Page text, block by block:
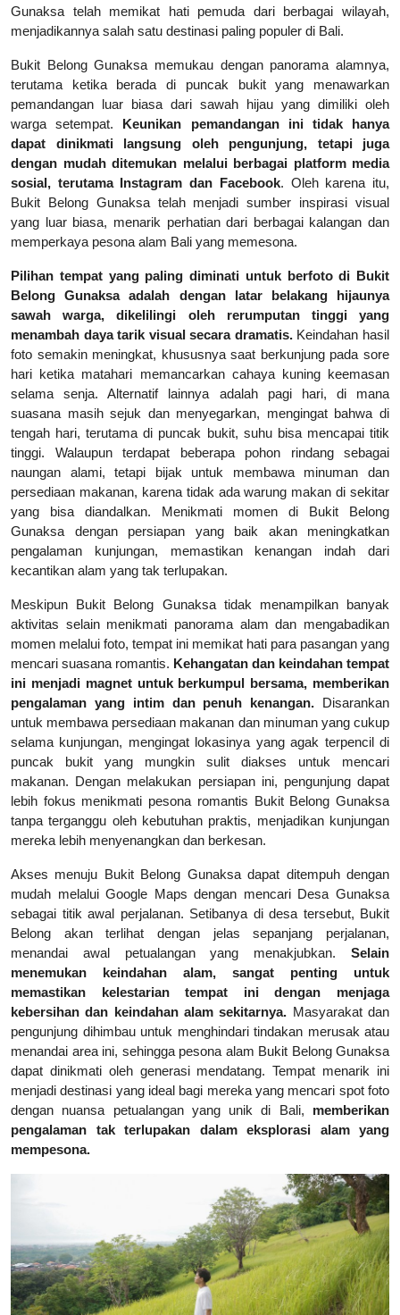
Gunaksa telah memikat hati pemuda dari berbagai wilayah,
menjadikannya salah satu destinasi paling populer di Bali.
Bukit Belong Gunaksa memukau dengan panorama alamnya,
terutama ketika berada di puncak bukit yang menawarkan
pemandangan luar biasa dari sawah hijau yang dimiliki oleh
warga setempat. Keunikan pemandangan ini tidak hanya
dapat dinikmati langsung oleh pengunjung, tetapi juga
dengan mudah ditemukan melalui berbagai platform media
sosial, terutama Instagram dan Facebook. Oleh karena itu,
Bukit Belong Gunaksa telah menjadi sumber inspirasi visual
yang luar biasa, menarik perhatian dari berbagai kalangan dan
memperkaya pesona alam Bali yang memesona.
Pilihan tempat yang paling diminati untuk berfoto di Bukit
Belong Gunaksa adalah dengan latar belakang hijaunya
sawah warga, dikelilingi oleh rerumputan tinggi yang
menambah daya tarik visual secara dramatis.Keindahan hasil
foto semakin meningkat, khususnya saat berkunjung pada sore
hari ketika matahari memancarkan cahaya kuning keemasan
selama senja. Alternatif lainnya adalah pagi hari, di mana
suasana masih sejuk dan menyegarkan, mengingat bahwa di
tengah hari, terutama di puncak bukit, suhu bisa mencapai titik
tinggi. Walaupun terdapat beberapa pohon rindang sebagai
naungan alami, tetapi bijak untuk membawa minuman dan
persediaan makanan, karena tidak ada warung makan di sekitar
yang bisa diandalkan. Menikmati momen di Bukit Belong
Gunaksa dengan persiapan yang baik akan meningkatkan
pengalaman kunjungan, memastikan kenangan indah dari
kecantikan alam yang tak terlupakan.
Meskipun Bukit Belong Gunaksa tidak menampilkan banyak
aktivitas selain menikmati panorama alam dan mengabadikan
momen melalui foto, tempat ini memikat hati para pasangan yang
mencari suasana romantis. Kehangatan dan keindahan tempat
ini menjadi magnet untuk berkumpul bersama, memberikan
pengalaman yang intim dan penuh kenangan. Disarankan
untuk membawa persediaan makanan dan minuman yang cukup
selama kunjungan, mengingat lokasinya yang agak terpencil di
puncak bukit yang mungkin sulit diakses untuk mencari
makanan. Dengan melakukan persiapan ini, pengunjung dapat
lebih fokus menikmati pesona romantis Bukit Belong Gunaksa
tanpa terganggu oleh kebutuhan praktis, menjadikan kunjungan
mereka lebih menyenangkan dan berkesan.
Akses menuju Bukit Belong Gunaksa dapat ditempuh dengan
mudah melalui Google Maps dengan mencari Desa Gunaksa
sebagai titik awal perjalanan. Setibanya di desa tersebut, Bukit
Belong akan terlihat dengan jelas sepanjang perjalanan,
menandai awal petualangan yang menakjubkan. Selain
menemukan keindahan alam, sangat penting untuk
memastikan kelestarian tempat ini dengan menjaga
kebersihan dan keindahan alam sekitarnya. Masyarakat dan
pengunjung dihimbau untuk menghindari tindakan merusak atau
menandai area ini, sehingga pesona alam Bukit Belong Gunaksa
dapat dinikmati oleh generasi mendatang. Tempat menarik ini
menjadi destinasi yang ideal bagi mereka yang mencari spot foto
dengan nuansa petualangan yang unik di Bali, memberikan
pengalaman tak terlupakan dalam eksplorasi alam yang
mempesona.